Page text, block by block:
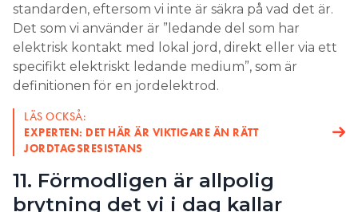
standarden, eftersom vi inte är säkra på vad det är.
Det som vi använder är ”ledande del som har
elektrisk kontakt med lokal jord, direkt eller via ett
specifikt elektriskt ledande medium”, som är
definitionen för en jordelektrod.
LÄS OCKSÅ:
EXPERTEN: DET HÄR ÄR VIKTIGARE ÄN RÄTT
JORDTAGSRESISTANS
11. Förmodligen är allpolig
brytning det vi i dag kallar